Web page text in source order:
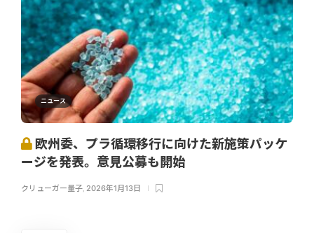
ニュース
欧州委、プラ循環移行に向けた新施策パッケ
ージを発表。意見公募も開始
クリューガー量子 2026年1月13日